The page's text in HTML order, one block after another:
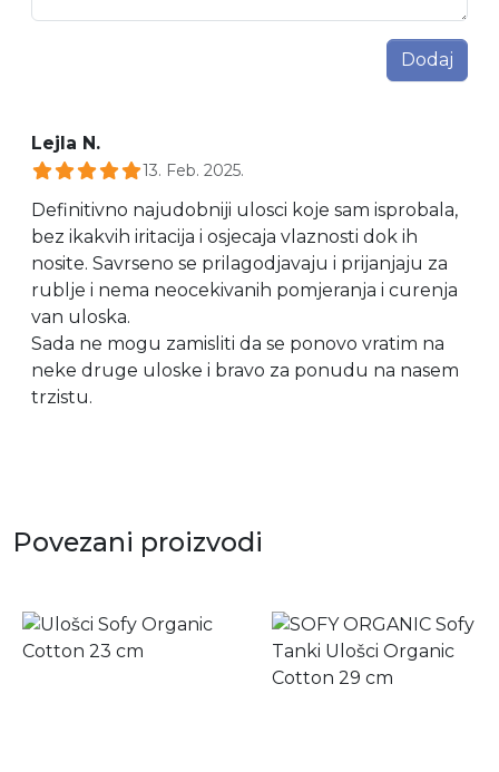
Dodaj
Lejla N.
13. Feb. 2025.
Definitivno najudobniji ulosci koje sam isprobala,
bez ikakvih iritacija i osjecaja vlaznosti dok ih
nosite. Savrseno se prilagodjavaju i prijanjaju za
rublje i nema neocekivanih pomjeranja i curenja
van uloska.
Sada ne mogu zamisliti da se ponovo vratim na
neke druge uloske i bravo za ponudu na nasem
trzistu.
Povezani proizvodi